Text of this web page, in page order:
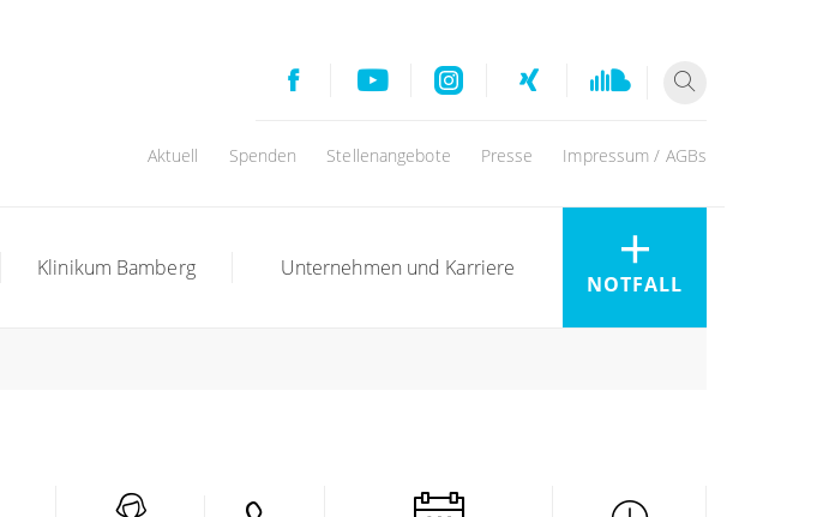
Aktuell Spenden Stellenangebote Presse Impressum / AGBs
Klinikum Bamberg Unternehmen und Karriere
NOTFALL